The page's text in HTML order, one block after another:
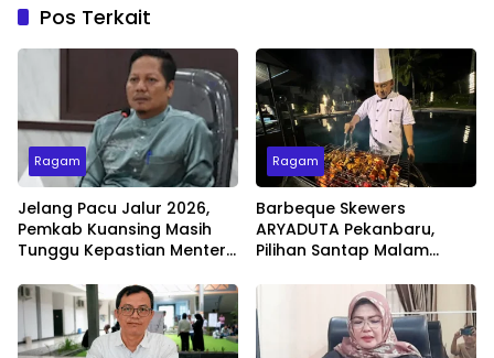
Pos Terkait
Ragam
Jelang Pacu Jalur 2026,
Pemkab Kuansing Masih
Tunggu Kepastian Menteri
Ragam
Barbeque Skewers
ARYADUTA Pekanbaru,
Pilihan Santap Malam